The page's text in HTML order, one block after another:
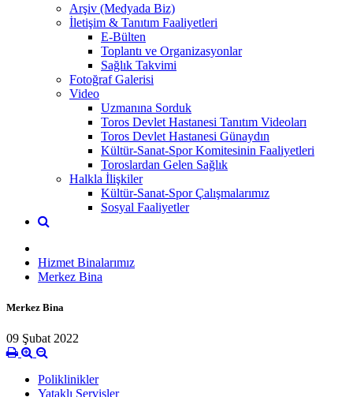
Arşiv (Medyada Biz)
İletişim & Tanıtım Faaliyetleri
E-Bülten
Toplantı ve Organizasyonlar
Sağlık Takvimi
Fotoğraf Galerisi
Video
Uzmanına Sorduk
Toros Devlet Hastanesi Tanıtım Videoları
Toros Devlet Hastanesi Günaydın
Kültür-Sanat-Spor Komitesinin Faaliyetleri
Toroslardan Gelen Sağlık
Halkla İlişkiler
Kültür-Sanat-Spor Çalışmalarımız
Sosyal Faaliyetler
Hizmet Binalarımız
Merkez Bina
Merkez Bina
09 Şubat 2022
Poliklinikler
Yataklı Servisler